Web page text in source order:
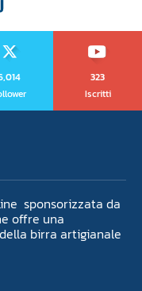
323
Iscritti
sponsorizzata da
offre una
birra artigianale